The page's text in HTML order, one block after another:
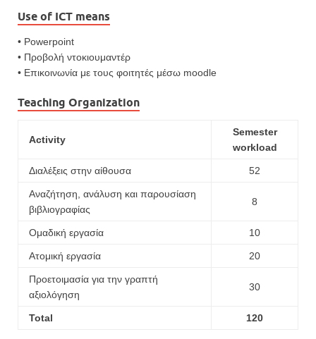
Use of ICT means
• Powerpoint
• Προβολή ντοκιουμαντέρ
• Επικοινωνία με τους φοιτητές μέσω moodle
Teaching Organization
Activity
Semester
workload
Διαλέξεις στην αίθουσα 52
Αναζήτηση, ανάλυση και παρουσίαση
βιβλιογραφίας
8
Ομαδική εργασία 10
Ατομική εργασία 20
Προετοιμασία για την γραπτή
αξιολόγηση
30
Total 120